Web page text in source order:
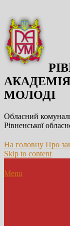
МОЛОДІ
Обласний
Рівненської
На головну Про
Skip to content
Menu